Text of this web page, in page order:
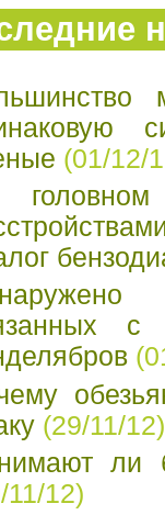
(01/12/
с
(29/11/12)
ли
11/12)